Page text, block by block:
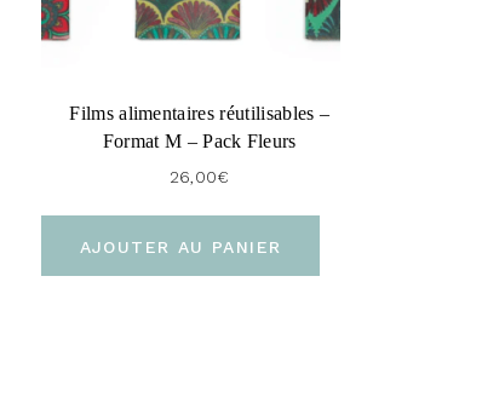
Films alimentaires réutilisables –
Format M – Pack Fleurs
26,00€
AJOUTER AU PANIER